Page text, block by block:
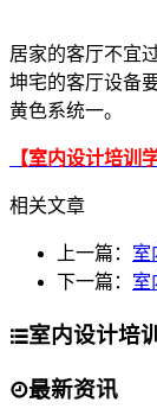
居家的客厅不宜
坤宅的客厅设备
黄色系统一。
【室内设计培训
相关文章
上一篇： 室
下一篇： 室
室内设计培
最新资讯